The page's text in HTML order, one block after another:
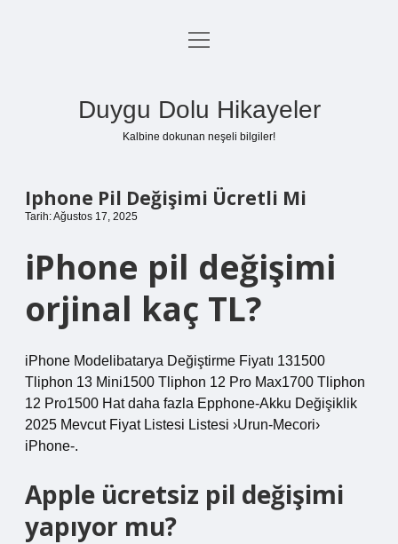
Anasayfa
menüyü
Duygu Dolu Hikayeler
Kalbine dokunan neşeli bilgiler!
Iphone Pil Değişimi Ücretli Mi
Tarih: Ağustos 17, 2025
iPhone pil değişimi
orjinal kaç TL?
iPhone Modelibatarya Değiştirme Fiyatı 131500
Tliphon 13 Mini1500 Tliphon 12 Pro Max1700 Tliphon
12 Pro1500 Hat daha fazla Epphone-Akku Değişiklik
2025 Mevcut Fiyat Listesi Listesi ›Urun-Mecori›
iPhone-.
Apple ücretsiz pil değişimi
yapıyor mu?